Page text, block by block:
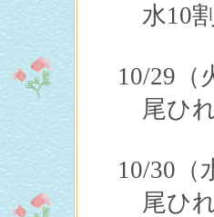
水10
10/29（
尾ひ
10/30（
尾ひ